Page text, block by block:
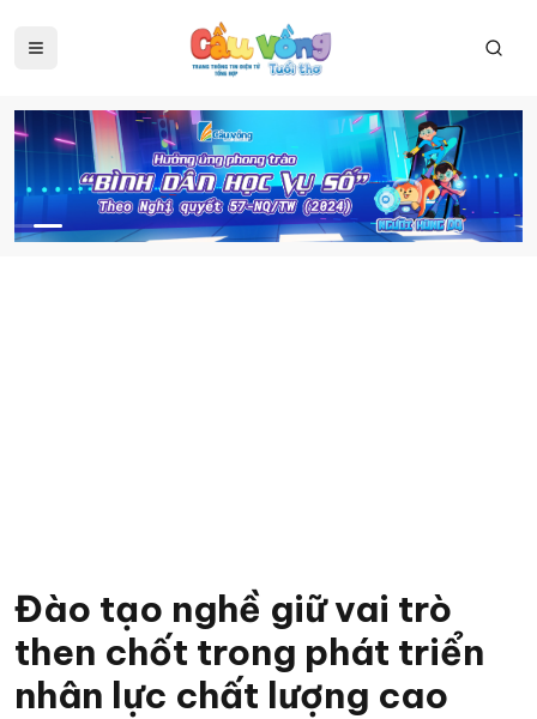
Đào tạo nghề giữ vai trò
then chốt trong phát triển
nhân lực chất lượng cao